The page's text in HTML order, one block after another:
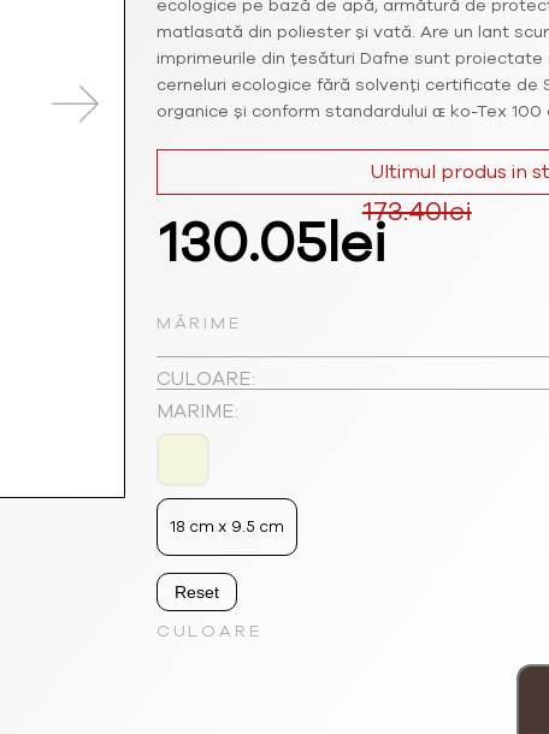
ecologice pe bază de apă, armătură de
matlasată din poliester și vată. Are un lant
imprimeurile din țesături Dafne sunt
cerneluri ecologice fără solvenți certificate de
organice și conform standardului ɶ ko-Tex 100
173.40lei
Prețul
inițial
a
fost:
173.40lei.
130.05leiPrețul
este:
CULOARE
MĂRIME
CULOARE:
MARIME:
18 cm x 9.5 cm
Reset
Ultimul produs in